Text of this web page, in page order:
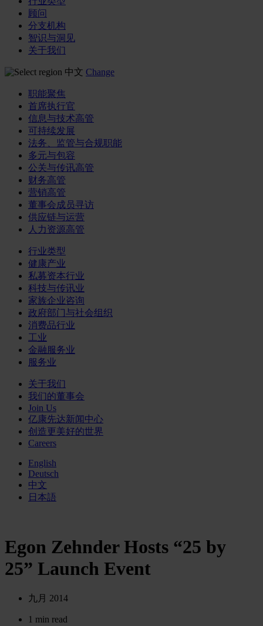
顾问
分支机构
智识与洞见
关于我们
中文 Change
职能聚焦
首席执行官
信息与技术高管
可持续发展
法务、监管与合规职能
多元与包容
公关与传讯高管
财务高管
营销高管
董事会成员寻访
供应链与运营
人力资源高管
行业类型
健康产业
私募资本行业
科技与传讯业
家族企业咨询
政府部门与社会组织
消费品行业
工业
金融服务业
服务业
关于我们
我们的董事会
Join Us
亿康先达新闻中心
创造更美好的世界
Careers
English
Deutsch
中文
日本語
Egon Zehnder Hosts “25 by
25” Launch Event
九月 2014
1 min read